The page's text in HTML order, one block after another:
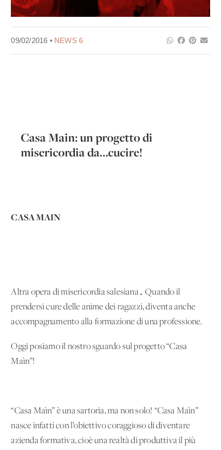
09/02/2016 • NEWS 6
Casa Main: un progetto di
misericordia da...cucire!
CASA MAIN
Altra opera di misericordia salesiana… Quando il
prendersi cure delle anime dei ragazzi, diventa anche
accompagnamento alla formazione di una professione.
Oggi posiamo il nostro sguardo sul progetto “Casa
Maìn”!
“Casa Maìn” è una sartoria, ma non solo! “Casa Maìn”
nasce infatti con l’obiettivo coraggioso di diventare
azienda formativa, cioè una realtà di produttiva il più